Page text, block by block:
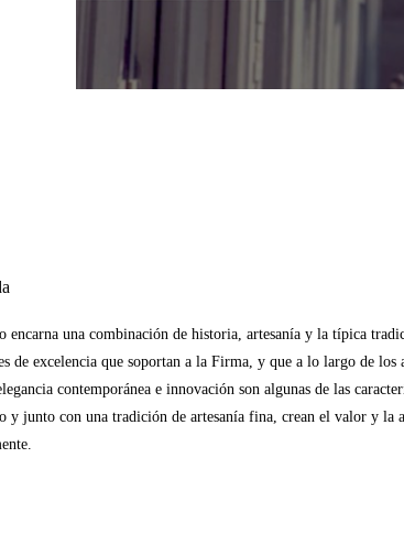
encarna una combinación de historia, artesanía y la típica
de excelencia que soportan a la Firma, y que a lo largo de los
contemporánea e innovación son algunas de las
y junto con una tradición de artesanía fina, crean el valor y la